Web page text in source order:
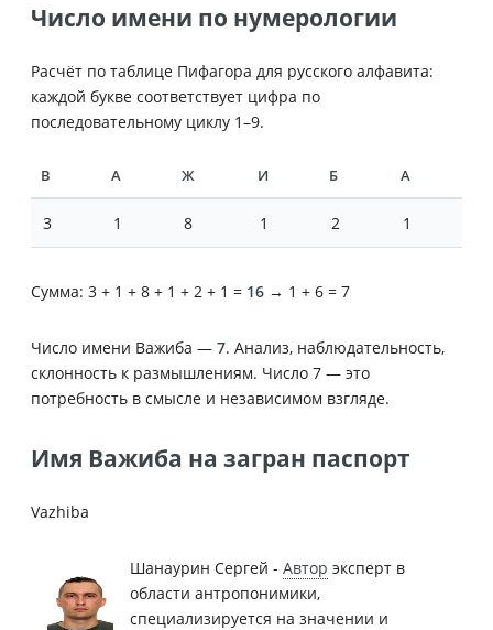
Число имени по нумерологии
Расчёт по таблице Пифагора для русского алфавита:
каждой букве соответствует цифра по
последовательному циклу 1–9.
В А Ж И Б А
3 1 8 1 2 1
Сумма: 3 + 1 + 8 + 1 + 2 + 1 = 16 → 1 + 6 = 7
Число имени Важиба — 7. Анализ, наблюдательность,
склонность к размышлениям. Число 7 — это
потребность в смысле и независимом взгляде.
Имя Важиба на загран паспорт
Vazhiba
Шанаурин Сергей - Автор эксперт в
области антропонимики,
специализируется на значении и